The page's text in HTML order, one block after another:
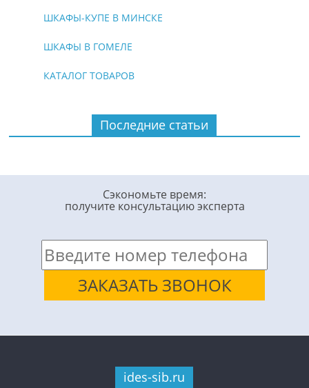
ШКАФЫ-КУПЕ В МИНСКЕ
ШКАФЫ В ГОМЕЛЕ
КАТАЛОГ ТОВАРОВ
Последние статьи
Сэкономьте время:
получите консультацию эксперта
ides-sib.ru